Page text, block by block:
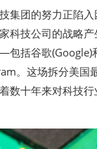
集团的努力正陷
科技公司的战略
包括谷歌
。这场拆分美国
数十年来对科技行